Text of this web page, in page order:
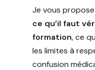
Je vous
ce qu’il faut
formation, ce
les limites à
confusion